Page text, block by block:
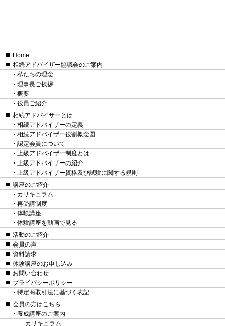
Home
相続アドバイザー協議会のご案内
私たちの理念
理事長ご挨拶
概要
役員ご紹介
相続アドバイザーとは
相続アドバイザーの定義
相続アドバイザー役割概念図
認定会員について
上級アドバイザー制度とは
上級アドバイザーの紹介
上級アドバイザー資格及び試験に関する規則
講座のご紹介
カリキュラム
再受講制度
体験講座
体験講座を動画で見る
活動のご紹介
会員の声
資料請求
体験講座のお申し込み
お問い合わせ
プライバシーポリシー
特定商取引法に基づく表記
会員の方はこちら
養成講座のご案内
カリキュラム